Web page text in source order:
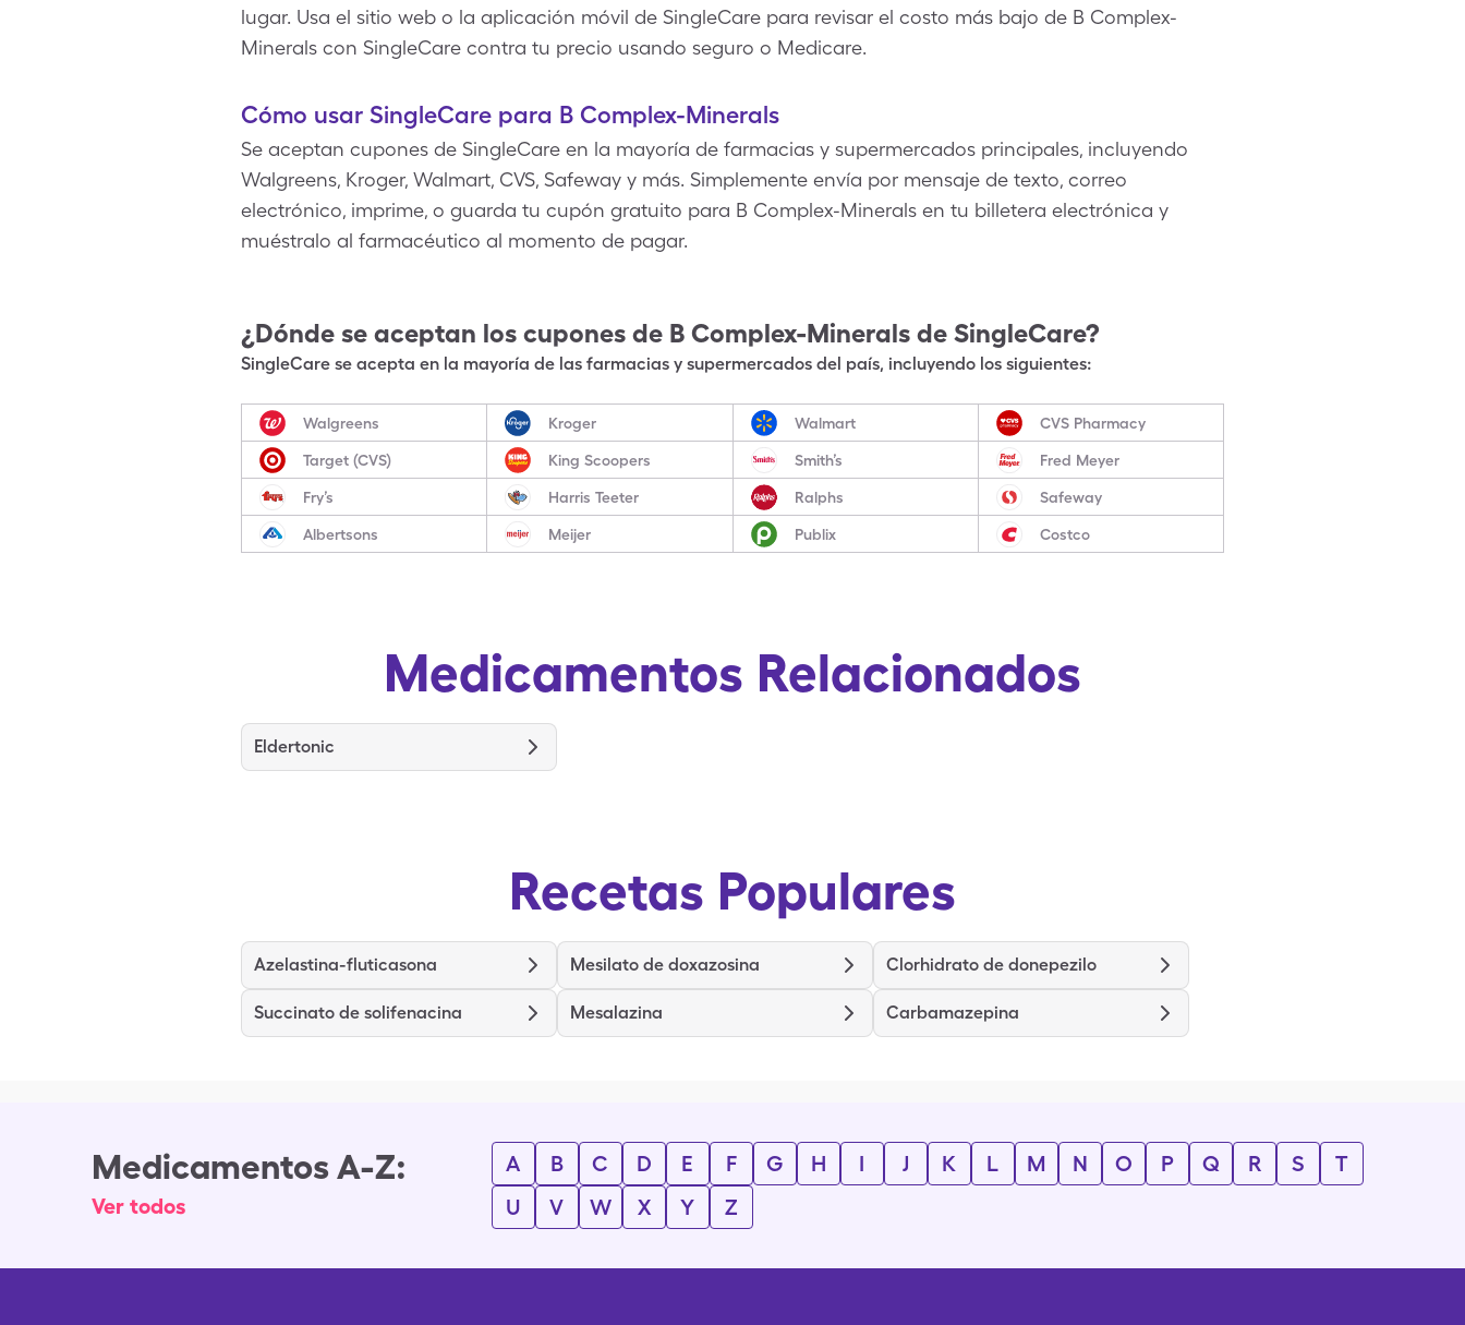
lugar. Usa el sitio web o la aplicación móvil de SingleCare para revisar el costo más bajo de B Complex-
Minerals con SingleCare contra tu precio usando seguro o Medicare.
Cómo usar SingleCare para B Complex-Minerals
Se aceptan cupones de SingleCare en la mayoría de farmacias y supermercados principales, incluyendo
Walgreens, Kroger, Walmart, CVS, Safeway y más. Simplemente envía por mensaje de texto, correo
electrónico, imprime, o guarda tu cupón gratuito para B Complex-Minerals en tu billetera electrónica y
muéstralo al farmacéutico al momento de pagar.
¿Dónde se aceptan los cupones de B Complex-Minerals de SingleCare?
SingleCare se acepta en la mayoría de las farmacias y supermercados del país, incluyendo los siguientes:
Walgreens Kroger Walmart CVS Pharmacy
Target (CVS) King Scoopers Smith’s Fred Meyer
Fry’s Harris Teeter Ralphs Safeway
Albertsons Meijer Publix Costco
Medicamentos Relacionados
Eldertonic
Recetas Populares
Azelastina-fluticasona Mesilato de doxazosina Clorhidrato de donepezilo
Succinato de solifenacina Mesalazina Carbamazepina
Medicamentos A-Z:
Ver todos
A B C D E F G H I J K L M N O P Q R S
T
U
V W X Y Z